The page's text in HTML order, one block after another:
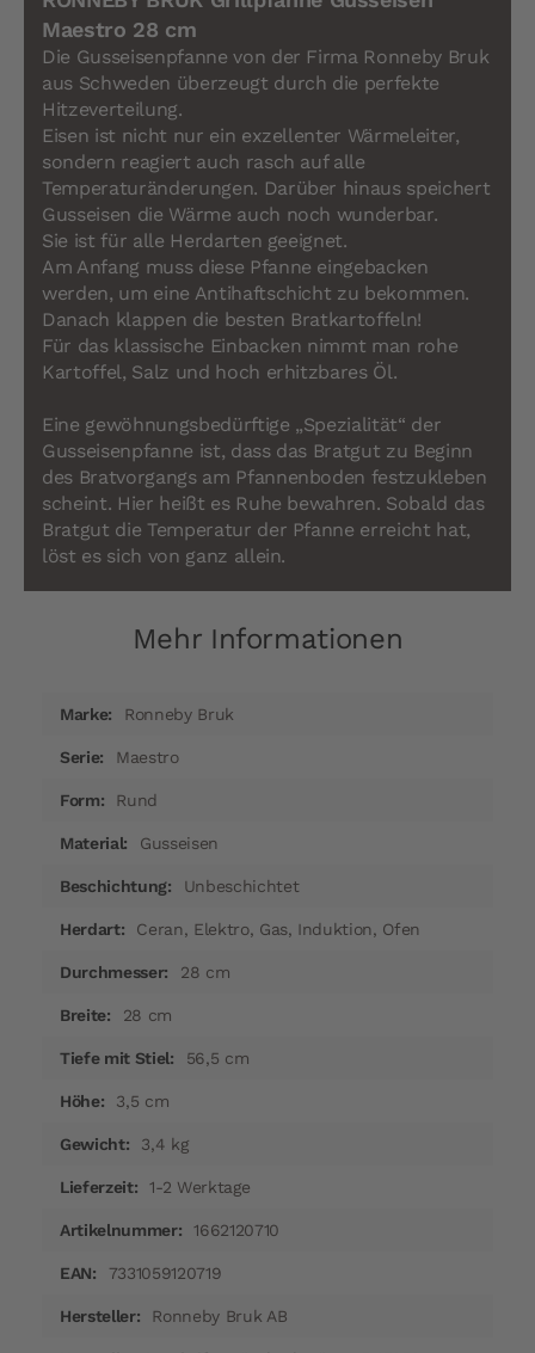
Maestro 28 cm
Die Gusseisenpfanne von der Firma Ronneby Bruk
aus Schweden überzeugt durch die perfekte
Hitzeverteilung.
Eisen ist nicht nur ein exzellenter Wärmeleiter,
sondern reagiert auch rasch auf alle
Temperaturänderungen. Darüber hinaus speichert
Gusseisen die Wärme auch noch wunderbar.
Sie ist für alle Herdarten geeignet.
Am Anfang muss diese Pfanne eingebacken
werden, um eine Antihaftschicht zu bekommen.
Danach klappen die besten Bratkartoffeln!
Für das klassische Einbacken nimmt man rohe
Kartoffel, Salz und hoch erhitzbares Öl.
Eine gewöhnungsbedürftige „Spezialität“ der
Gusseisenpfanne ist, dass das Bratgut zu Beginn
des Bratvorgangs am Pfannenboden festzukleben
scheint. Hier heißt es Ruhe bewahren. Sobald das
Bratgut die Temperatur der Pfanne erreicht hat,
löst es sich von ganz allein.
Mehr Informationen
InformationenRonneby Bruk
Maestro
Rund
Gusseisen
Unbeschichtet
Ceran, Elektro, Gas, Induktion, Ofen
28 cm
28 cm
56,5 cm
3,5 cm
3,4 kg
1-2 Werktage
1662120710
7331059120719
Ronneby Bruk AB